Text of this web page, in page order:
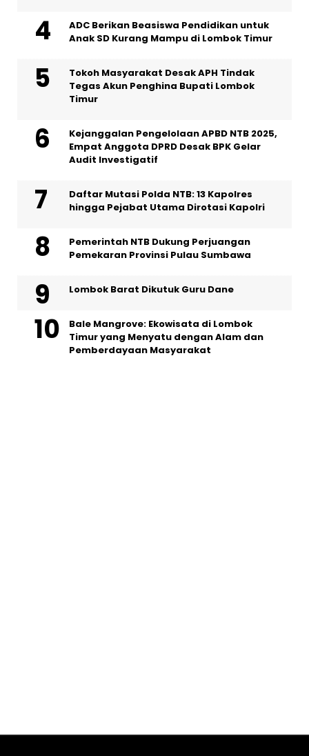
ADC Berikan Beasiswa Pendidikan untuk
Anak SD Kurang Mampu di Lombok Timur
Tokoh Masyarakat Desak APH Tindak
Tegas Akun Penghina Bupati Lombok
Timur
Kejanggalan Pengelolaan APBD NTB 2025,
Empat Anggota DPRD Desak BPK Gelar
Audit Investigatif
Daftar Mutasi Polda NTB: 13 Kapolres
hingga Pejabat Utama Dirotasi Kapolri
Pemerintah NTB Dukung Perjuangan
Pemekaran Provinsi Pulau Sumbawa
Lombok Barat Dikutuk Guru Dane
Bale Mangrove: Ekowisata di Lombok
Timur yang Menyatu dengan Alam dan
Pemberdayaan Masyarakat